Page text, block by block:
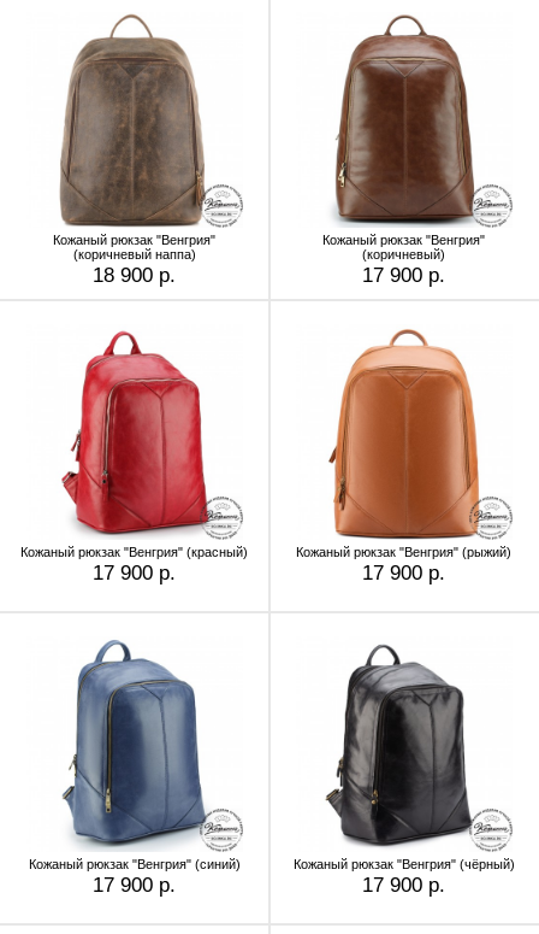
Кожаный рюкзак "Венгрия"
(коричневый наппа)
18 900 р.
Кожаный рюкзак "Венгрия"
(коричневый)
17 900 р.
Кожаный рюкзак "Венгрия" (красный)
17 900 р.
Кожаный рюкзак "Венгрия" (рыжий)
17 900 р.
Кожаный рюкзак "Венгрия" (синий)
17 900 р.
Кожаный рюкзак "Венгрия" (чёрный)
17 900 р.